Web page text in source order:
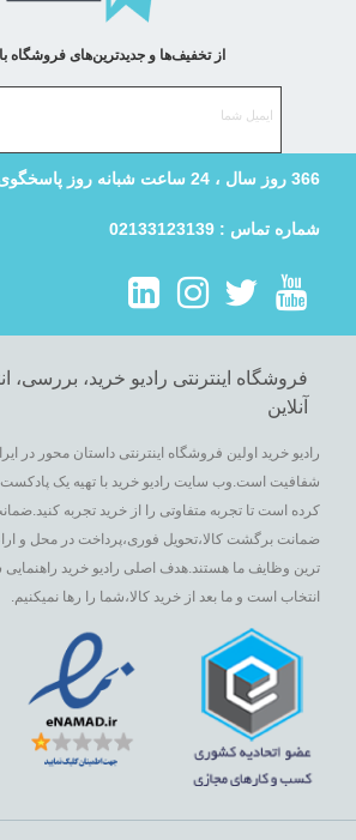
366 روز سال ، 24 ساعت شبانه روز
شماره تماس : 02133123139
از تخفیف‌ها و جدیدترین‌های فروشگاه
فروشگاه اینترنتی رادیو خرید، بررسی،
آنلاین
رادیو خرید اولین فروشگاه اینترنتی داستان محور در
شفافیت است.وب سایت رادیو خرید با تهیه یک
ضمانت برگشت کالا،تحویل فوری،پرداخت در محل و
ترین وظایف ما هستند.هدف اصلی رادیو خرید راهنمایی
انتخاب است و ما بعد از خرید کالا،شما را رها نمیکنیم.